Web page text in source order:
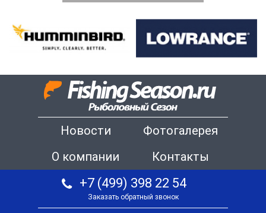
Новости
Фотогалерея
О компании
Контакты
+7 (499) 398 22 54
Заказать обратный звонок